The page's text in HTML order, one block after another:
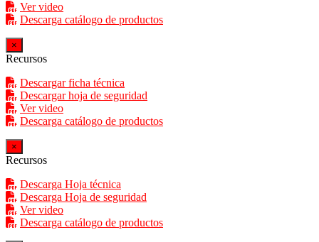
Ver video
Descarga catálogo de productos
×
Recursos
Descargar ficha técnica
Descargar hoja de seguridad
Ver video
Descarga catálogo de productos
×
Recursos
Descarga Hoja técnica
Descarga Hoja de seguridad
Ver video
Descarga catálogo de productos